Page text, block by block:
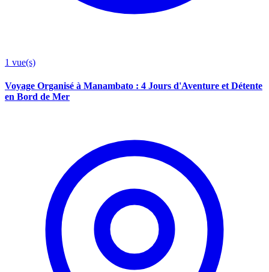
1 vue(s)
Voyage Organisé à Manambato : 4 Jours d'Aventure et Détente
en Bord de Mer